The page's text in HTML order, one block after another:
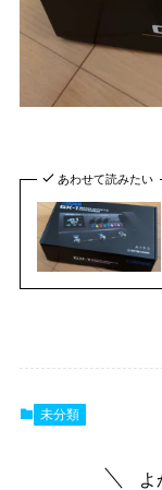
あわせて読みたい
未分類
よ